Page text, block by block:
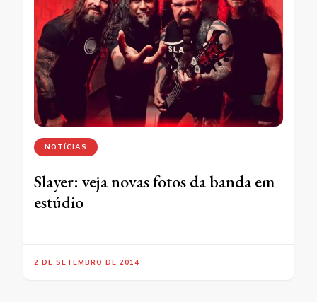
NOTÍCIAS
Slayer: veja novas fotos da banda em
estúdio
2 DE SETEMBRO DE 2014